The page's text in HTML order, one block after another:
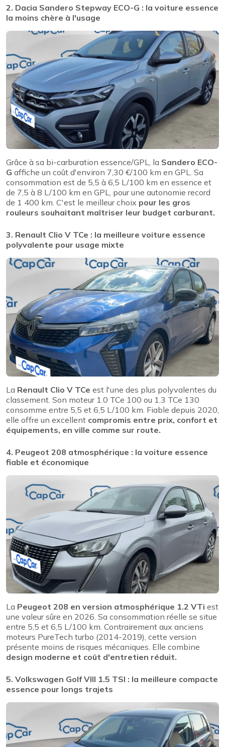
2. Dacia Sandero Stepway ECO-G : la voiture essence
la moins chère à l'usage
Grâce à sa bi-carburation essence/GPL, la Sandero ECO-
G affiche un coût d'environ 7,30 €/100 km en GPL. Sa
consommation est de 5,5 à 6,5 L/100 km en essence et
de 7,5 à 8 L/100 km en GPL, pour une autonomie record
de 1 400 km. C'est le meilleur choix pour les gros
rouleurs souhaitant maîtriser leur budget carburant.
3. Renault Clio V TCe : la meilleure voiture essence
polyvalente pour usage mixte
La Renault Clio V TCe est l'une des plus polyvalentes du
classement. Son moteur 1.0 TCe 100 ou 1.3 TCe 130
consomme entre 5,5 et 6,5 L/100 km. Fiable depuis 2020,
elle offre un excellent compromis entre prix, confort et
équipements, en ville comme sur route.
4. Peugeot 208 atmosphérique : la voiture essence
fiable et économique
La Peugeot 208 en version atmosphérique 1.2 VTi est
une valeur sûre en 2026. Sa consommation réelle se situe
entre 5,5 et 6,5 L/100 km. Contrairement aux anciens
moteurs PureTech turbo (2014-2019), cette version
présente moins de risques mécaniques. Elle combine
design moderne et coût d'entretien réduit.
5. Volkswagen Golf VIII 1.5 TSI : la meilleure compacte
essence pour longs trajets